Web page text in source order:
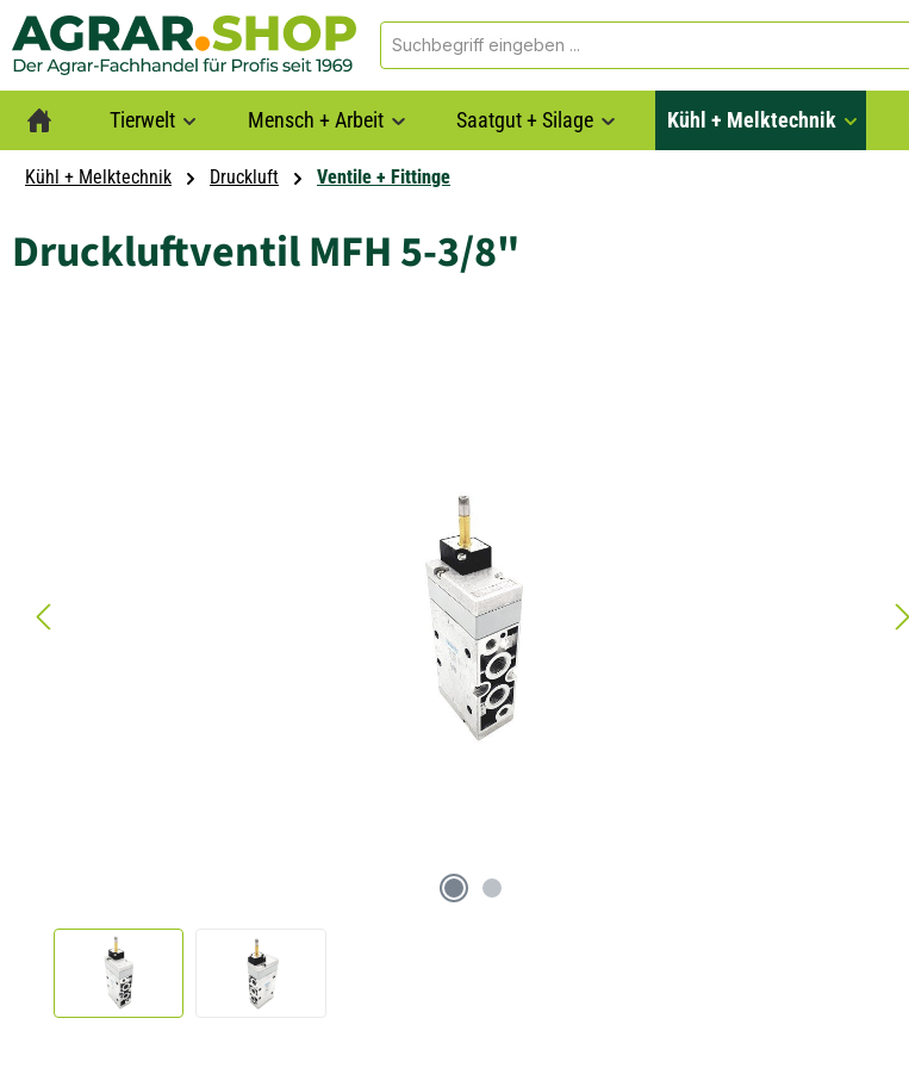
Zur Hauptnavigation springen
Tierwelt Mensch + Arbeit Saatgut + Silage Kühl + Melktechnik
Kühl + Melktechnik Druckluft Ventile + Fittinge
Druckluftventil MFH 5-3/8"